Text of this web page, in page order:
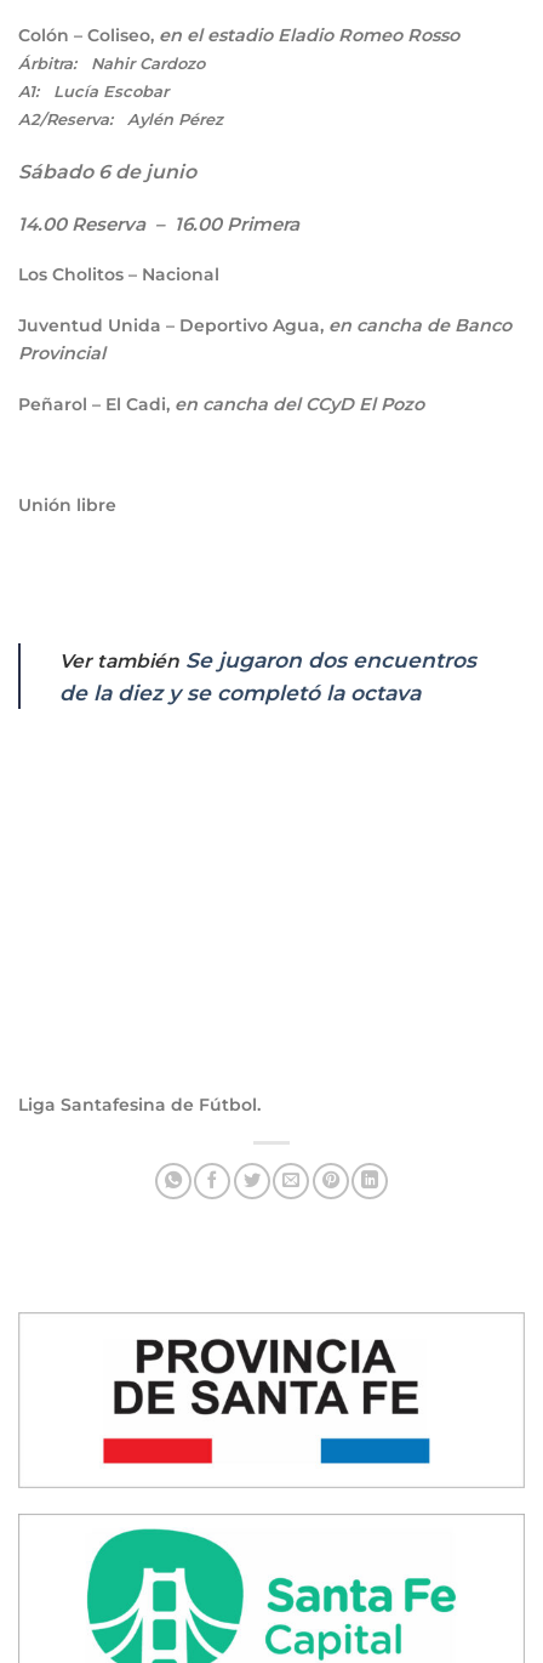
Colón – Coliseo, en el estadio Eladio Romeo Rosso
Árbitra: Nahir Cardozo
A1: Lucía Escobar
A2/Reserva: Aylén Pérez
Sábado 6 de junio
14.00 Reserva – 16.00 Primera
Los Cholitos – Nacional
Juventud Unida – Deportivo Agua, en cancha de Banco
Provincial
Peñarol – El Cadi, en cancha del CCyD El Pozo
Unión libre
Ver también Se jugaron dos encuentros
de la diez y se completó la octava
Liga Santafesina de Fútbol.